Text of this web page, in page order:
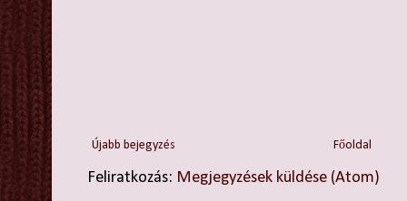
Újabb bejegyzés Főoldal
Feliratkozás: Megjegyzések küldése (Atom)